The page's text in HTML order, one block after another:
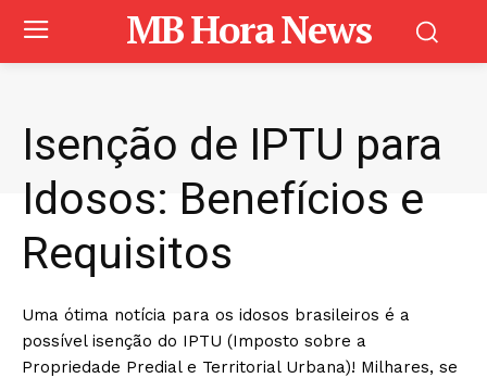
MB Hora News
Isenção de IPTU para
Idosos: Benefícios e
Requisitos
Uma ótima notícia para os idosos brasileiros é a
possível isenção do IPTU (Imposto sobre a
Propriedade Predial e Territorial Urbana)! Milhares, se